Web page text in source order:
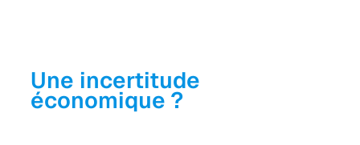
Une incertitude
économique ?